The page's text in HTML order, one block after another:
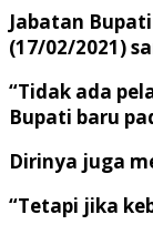
Jabatan
(17/02/2021)
“Tidak ada
Bupati baru
Dirinya juga
“Tetapi jika